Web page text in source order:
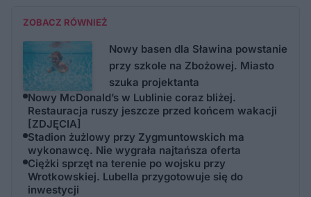
ZOBACZ RÓWNIEŻ
Nowy basen dla Sławina powstanie
przy szkole na Zbożowej. Miasto
szuka projektanta
Nowy McDonald’s w Lublinie coraz bliżej.
Restauracja ruszy jeszcze przed końcem wakacji
[ZDJĘCIA]
Stadion żużlowy przy Zygmuntowskich ma
wykonawcę. Nie wygrała najtańsza oferta
Ciężki sprzęt na terenie po wojsku przy
Wrotkowskiej. Lubella przygotowuje się do
inwestycji